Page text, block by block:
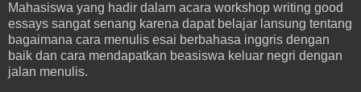
Mahasiswa yang hadir dalam acara workshop writing good
essays sangat senang karena dapat belajar lansung tentang
bagaimana cara menulis esai berbahasa inggris dengan
baik dan cara mendapatkan beasiswa keluar negri dengan
jalan menulis.